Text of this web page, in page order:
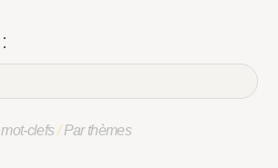
clefs/Par thèmes